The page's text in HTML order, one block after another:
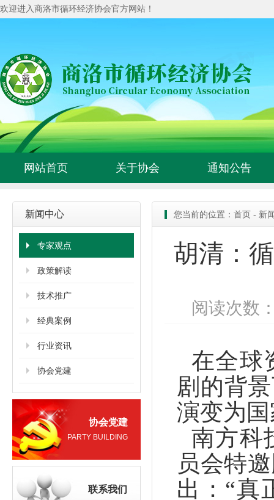
欢迎进入商洛市循环经济协会官方网站！
网站首页 关于协会 通知公告
新闻中心
专家观点
政策解读
技术推广
经典案例
行业资讯
协会党建
协会党建
PARTY BUILDING
联系我们
您当前的位置： 首页 - 新
胡清：
阅读次数
在全球
剧的背
演变为
南方科
员会特
出：“真